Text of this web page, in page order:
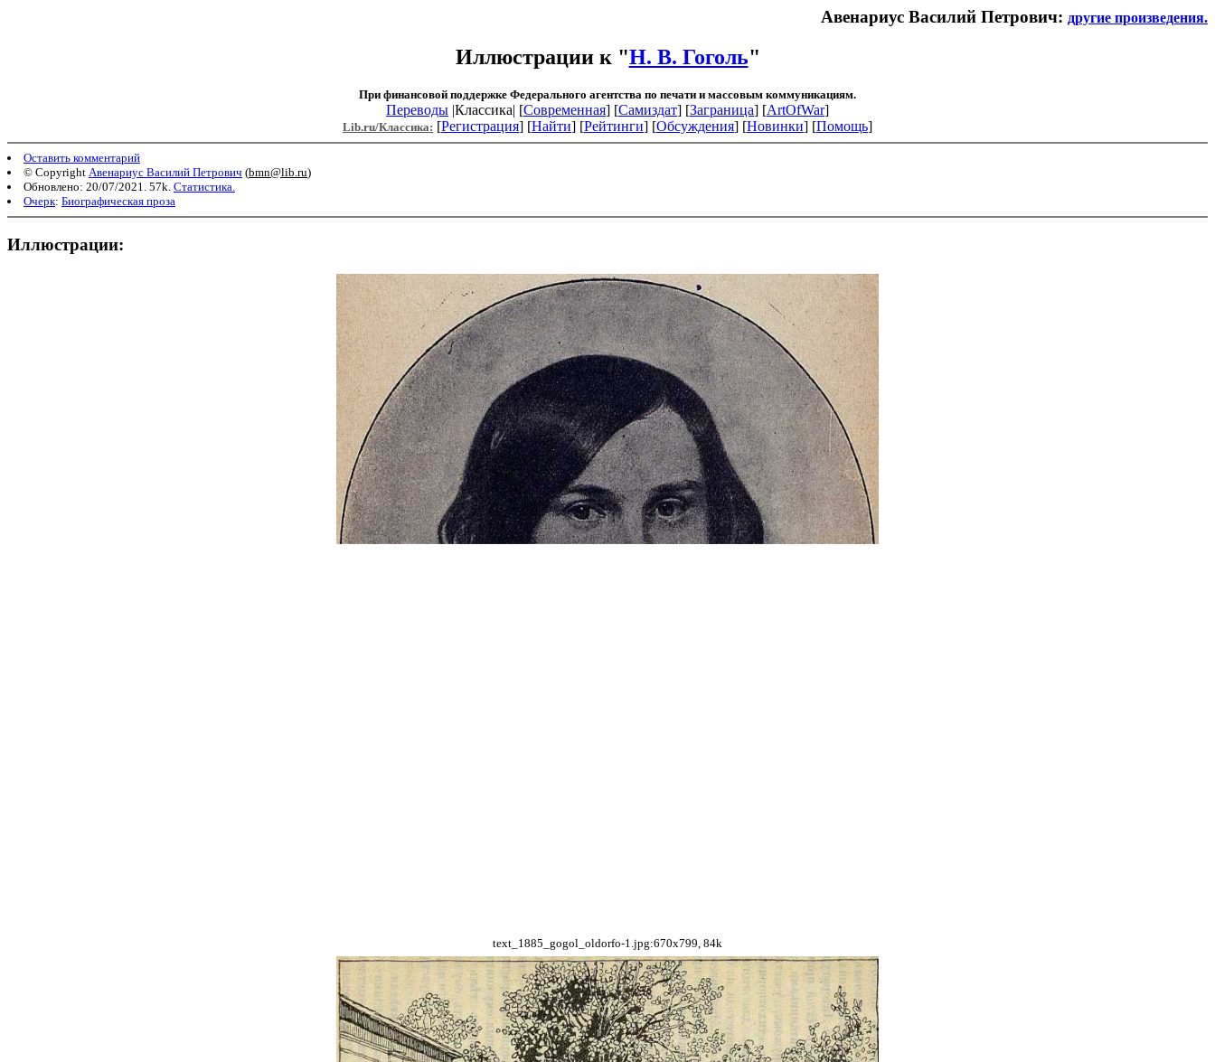
Авенариус Василий Петрович: другие произведения.
Иллюстрации к "Н. В. Гоголь"
При финансовой поддержке Федерального агентства по печати и массовым коммуникациям.
Переводы |Классика| [Современная] [Самиздат] [Заграница] [ArtOfWar]
Lib.ru/Классика: [Регистрация] [Найти] [Рейтинги] [Обсуждения] [Новинки] [Помощь]
Оставить комментарий
© Copyright Авенариус Василий Петрович (bmn@lib.ru)
Обновлено: 20/07/2021. 57k. Статистика.
Очерк: Биографическая проза
Иллюстрации:
text_1885_gogol_oldorfo-1.jpg:670x799, 84k